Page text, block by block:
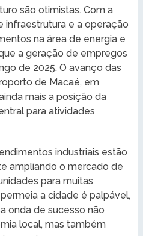
são otimistas. Com a
infraestrutura e a operação
na área de energia e
a geração de empregos
de 2025. O avanço das
de Macaé, em
mais a posição da
para atividades
industriais estão
ampliando o mercado de
para muitas
a cidade é palpável,
onda de sucesso não
local, mas também